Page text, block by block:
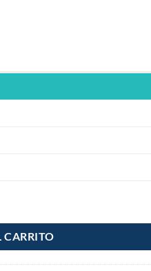
CARRITO